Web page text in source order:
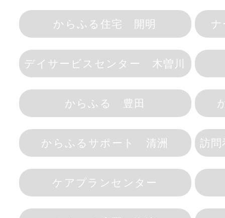
からふる住宅 開明
デイサービスセンター 木曽川
からふる 豊田
からふるサポート 清洲 訪
ケアプランセンター